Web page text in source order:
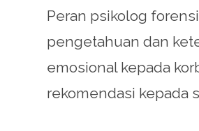
Peran psikolog
pengetahuan dan
emosional kepada
rekomendasi kepada